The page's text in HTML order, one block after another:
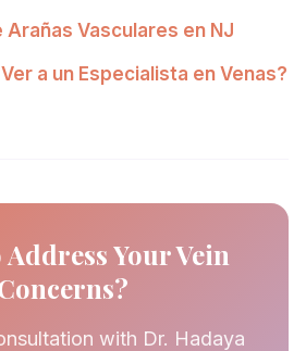
Vasculares en NJ
a un Especialista en Venas?
Address Your Vein
with Dr. Hadaya